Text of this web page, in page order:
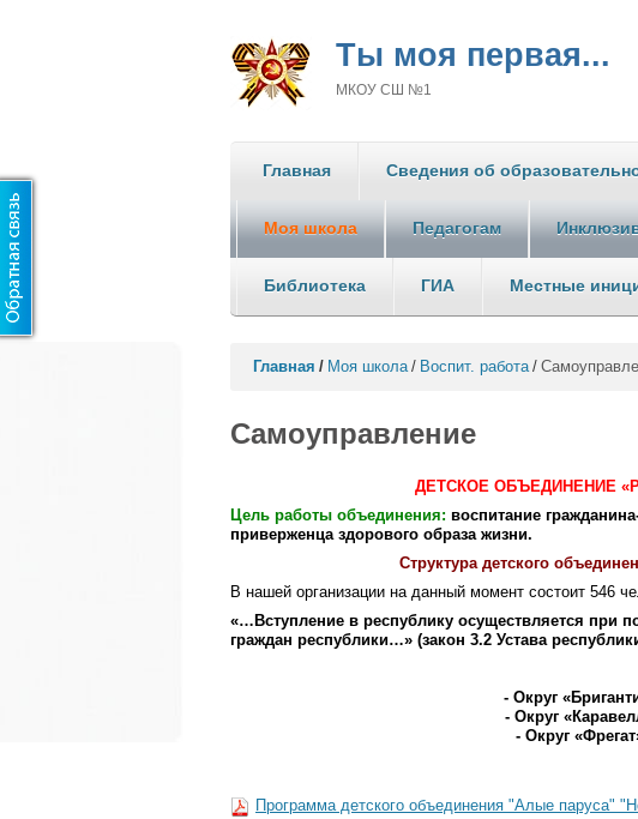
Ты моя первая...
МКОУ СШ №1
Главная Сведения об
Моя школа Педагогам
Библиотека ГИА Местные
Главная / Моя школа / Воспит. работа /
Самоуправление
ДЕТСКОЕ ОБЪЕДИНЕНИЕ
Цель работы объединения: воспитание
приверженца здорового образа жизни.
Структура детского
В нашей организации на данный момент состоит 546
«…Вступление в республику осуществляется при
граждан республики…» (закон 3.2 Устава
- Округ
- Округ
- Округ
Программа детского объединения "Алые паруса"